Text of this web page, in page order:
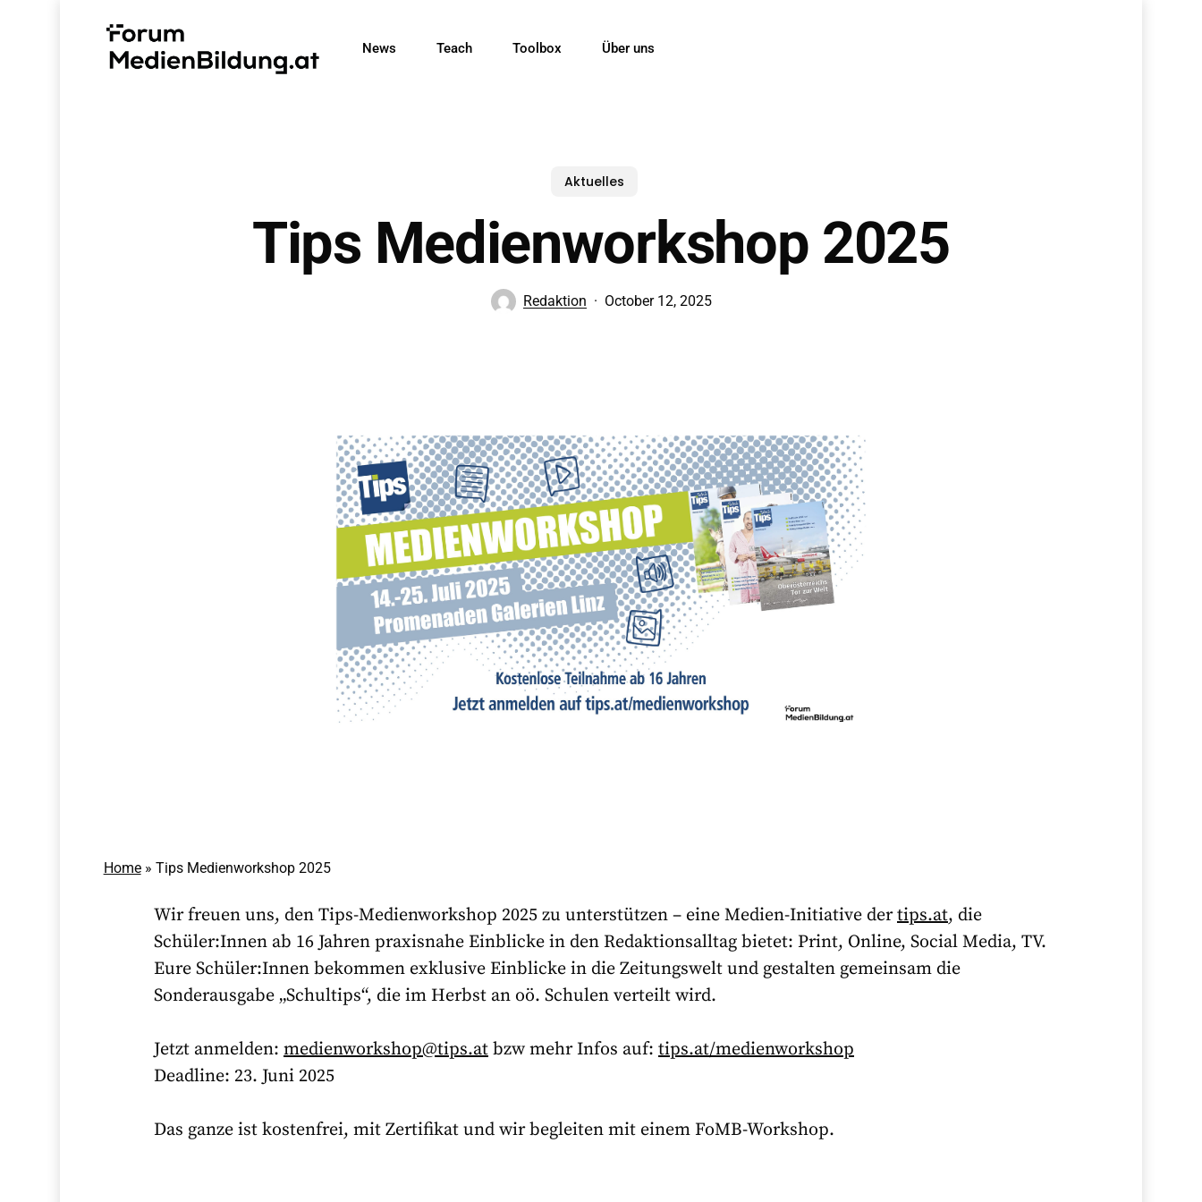
News Teach Toolbox Über uns
Aktuelles
Tips Medienworkshop 2025
Redaktion October 12, 2025
Home» Tips Medienworkshop 2025
Wir freuen uns, den Tips-Medienworkshop 2025 zu unterstützen – eine Medien-Initiative dertips.at, die
Schüler:Innen ab 16 Jahren praxisnahe Einblicke in den Redaktionsalltag bietet: Print, Online, Social Media, TV.
Eure Schüler:Innen bekommen exklusive Einblicke in die Zeitungswelt und gestalten gemeinsam die
Sonderausgabe „Schultips“, die im Herbst an oö. Schulen verteilt wird.
Jetzt anmelden: medienworkshop@tips.at bzw mehr Infos auf: tips.at/medienworkshop
Deadline: 23. Juni 2025
Das ganze ist kostenfrei, mit Zertifikat und wir begleiten mit einem FoMB-Workshop.